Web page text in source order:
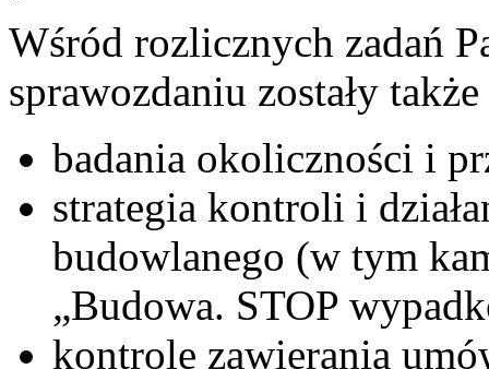
Wśród rozlicznych zadań
sprawozdaniu zostały
badania okoliczności i
strategia kontroli i
budowlanego (w tym
„Budowa. STOP
kontrole zawierania